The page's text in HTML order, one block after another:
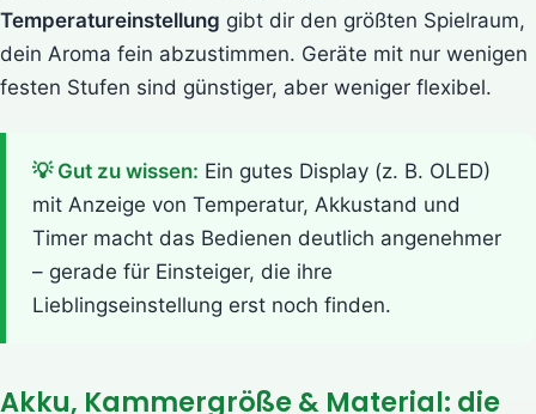
Temperatureinstellung gibt dir den größten Spielraum,
dein Aroma fein abzustimmen. Geräte mit nur wenigen
festen Stufen sind günstiger, aber weniger flexibel.
💡 Gut zu wissen: Ein gutes Display (z. B. OLED)
mit Anzeige von Temperatur, Akkustand und
Timer macht das Bedienen deutlich angenehmer
– gerade für Einsteiger, die ihre
Lieblingseinstellung erst noch finden.
Akku, Kammergröße & Material: die